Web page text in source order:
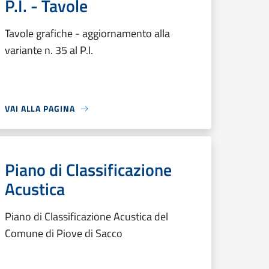
P.I. - Tavole
Tavole grafiche - aggiornamento alla
variante n. 35 al P.I.
VAI ALLA PAGINA
Piano di Classificazione
Acustica
Piano di Classificazione Acustica del
Comune di Piove di Sacco